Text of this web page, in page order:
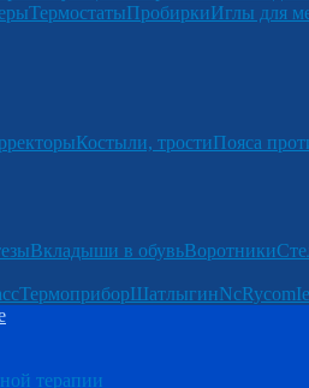
ТермостатыПробиркиИглы для
Костыли, тростиПояса
Вкладыши в обувьВоротники
ТермоприборШатлыгинNcRycom
терапии